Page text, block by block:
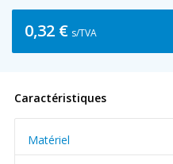
0,32 € s/TVA
Caractéristiques
Matériel